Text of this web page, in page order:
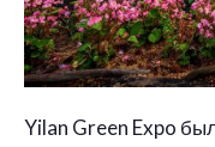
Yilan Green Expo